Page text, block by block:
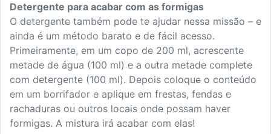
Detergente para acabar com as formigas
O detergente também pode te ajudar nessa missão – e
ainda é um método barato e de fácil acesso.
Primeiramente, em um copo de 200 ml, acrescente
metade de água (100 ml) e a outra metade complete
com detergente (100 ml). Depois coloque o conteúdo
em um borrifador e aplique em frestas, fendas e
rachaduras ou outros locais onde possam haver
formigas. A mistura irá acabar com elas!